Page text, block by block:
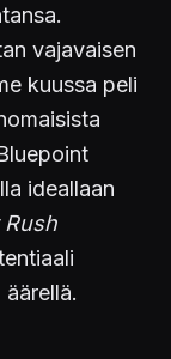
vajavaisen
kuussa peli
ideallaan
Rush